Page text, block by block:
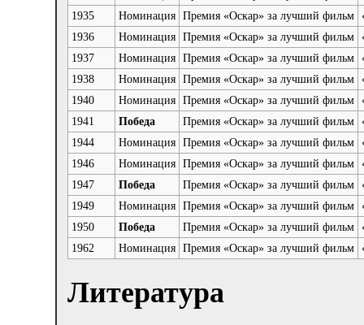
1935
Номинация Премия «Оскар» за лучший фильм
1936
Номинация Премия «Оскар» за лучший фильм
1937
Номинация Премия «Оскар» за лучший фильм
1938
Номинация Премия «Оскар» за лучший фильм
1940
Номинация Премия «Оскар» за лучший фильм
1941
Победа Премия «Оскар» за лучший фильм
1944
Номинация Премия «Оскар» за лучший фильм
1946
Номинация Премия «Оскар» за лучший фильм
1947
Победа Премия «Оскар» за лучший фильм
1949
Номинация Премия «Оскар» за лучший фильм
1950
Победа Премия «Оскар» за лучший фильм
1962
Номинация Премия «Оскар» за лучший фильм
Литература